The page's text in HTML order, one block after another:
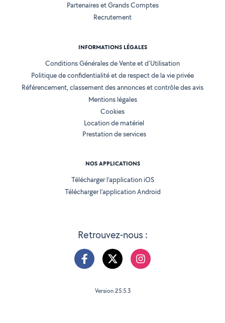
Retrouvez-nous :
Partenaires et Grands Comptes
Recrutement
INFORMATIONS LÉGALES
Conditions Générales de Vente et d'Utilisation
Politique de confidentialité et de respect de la vie privée
Référencement, classement des annonces et contrôle des avis
Mentions légales
Cookies
Location de matériel
Prestation de services
NOS APPLICATIONS
Télécharger l’application iOS
Télécharger l’application Android
Version 25.5.3